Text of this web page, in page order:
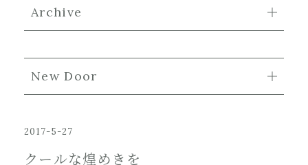
Archive
New Door
2017-5-27
クールな煌めきを